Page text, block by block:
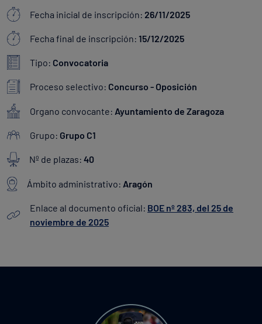
Fecha inicial de inscripción: 26/11/2025
Fecha final de inscripción: 15/12/2025
Tipo: Convocatoria
Proceso selectivo: Concurso - Oposición
Organo convocante: Ayuntamiento de Zaragoza
Grupo: Grupo C1
Nº de plazas: 40
Ámbito administrativo: Aragón
Enlace al documento oficial: BOE nº 283, del 25 de
noviembre de 2025